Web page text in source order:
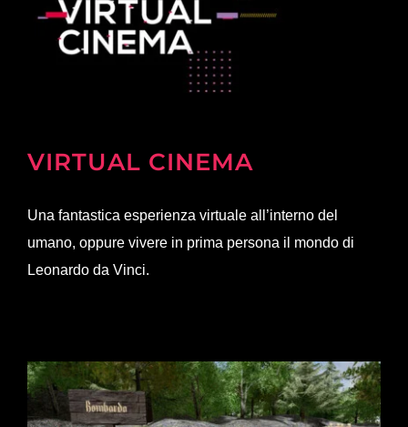
VIRTUAL CINEMA
Una fantastica esperienza virtuale all’interno del
umano, oppure vivere in prima persona il mondo di
Leonardo da Vinci.